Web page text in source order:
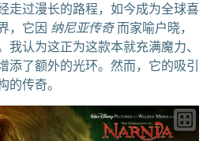
走过漫长的路程，如今成为全球喜
，它因 纳尼亚传奇而家喻户晓，
我认为这正为这款本就充满魔力、
添了额外的光环。然而，它的吸引
的传奇。